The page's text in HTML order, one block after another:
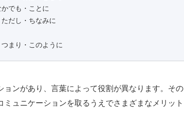
でも・ことに
だし・ちなみに
まり・このように
ンがあり、言葉によって役割が異なります。その
ュニケーションを取るうえでさまざまなメリット